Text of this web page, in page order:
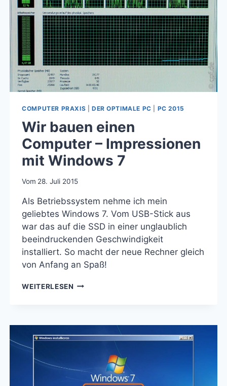
COMPUTER PRAXIS DER OPTIMALE PC PC 2015
Wir bauen einen
Computer – Impressionen
mit Windows 7
Vom 28. Juli 2015
Als Betriebssystem nehme ich mein
geliebtes Windows 7. Vom USB-Stick aus
war das auf die SSD in einer unglaublich
beeindruckenden Geschwindigkeit
installiert. So macht der neue Rechner gleich
von Anfang an Spaß!
WEITERLESEN WIR
–
IMPRESSIONEN
WINDOWS